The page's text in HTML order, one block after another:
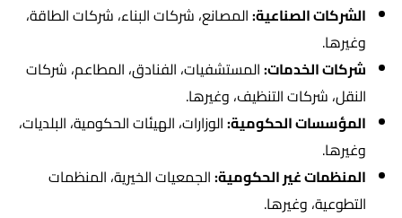
الشركات الصناعية:المصانع، شركات البناء، شركات الطاقة،
وغيرها.
شركات الخدمات:المستشفيات، الفنادق، المطاعم، شركات
النقل، شركات التنظيف، وغيرها.
المؤسسات الحكومية:الوزارات، الهيئات الحكومية، البلديات،
وغيرها.
المنظمات غير الحكومية:الجمعيات الخيرية، المنظمات
التطوعية، وغيرها.